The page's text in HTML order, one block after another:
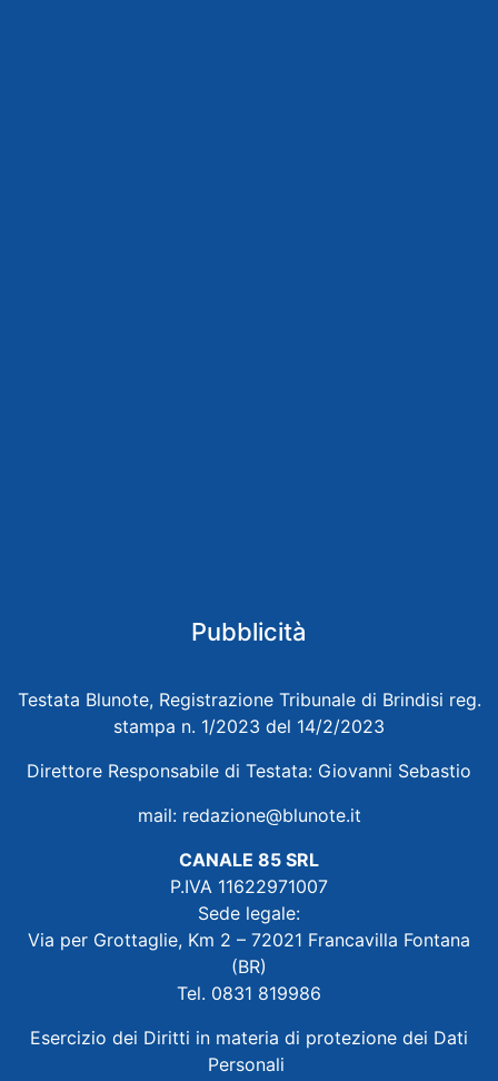
Pubblicità
Testata Blunote, Registrazione Tribunale di Brindisi reg.
stampa n. 1/2023 del 14/2/2023
Direttore Responsabile di Testata: Giovanni Sebastio
mail: redazione@blunote.it
CANALE 85 SRL
P.IVA 11622971007
Sede legale:
Via per Grottaglie, Km 2 – 72021 Francavilla Fontana
(BR)
Tel. 0831 819986
Esercizio dei Diritti in materia di protezione dei Dati
Personali